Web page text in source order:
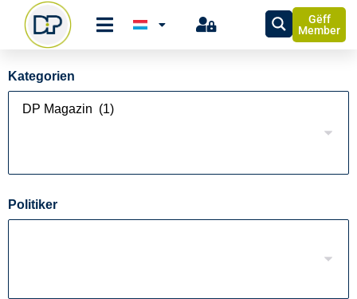
Gëff
Member
Kategorien
Politiker